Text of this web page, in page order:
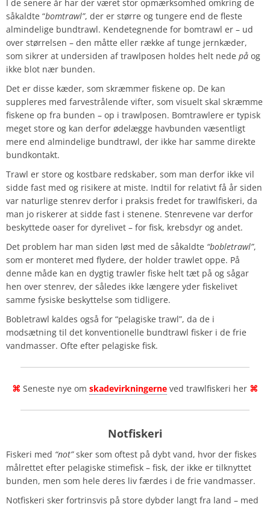
I de senere år har der været stor opmærksomhed omkring de
såkaldte “bomtrawl”, der er større og tungere end de fleste
almindelige bundtrawl. Kendetegnende for bomtrawl er – ud
over størrelsen – den måtte eller række af tunge jernkæder,
som sikrer at undersiden af trawlposen holdes helt nede på og
ikke blot nær bunden.
Det er disse kæder, som skræmmer fiskene op. De kan
suppleres med farvestrålende vifter, som visuelt skal skræmme
fiskene op fra bunden – op i trawlposen. Bomtrawlere er typisk
meget store og kan derfor ødelægge havbunden væsentligt
mere end almindelige bundtrawl, der ikke har samme direkte
bundkontakt.
Trawl er store og kostbare redskaber, som man derfor ikke vil
sidde fast med og risikere at miste. Indtil for relativt få år siden
var naturlige stenrev derfor i praksis fredet for trawlfiskeri, da
man jo riskerer at sidde fast i stenene. Stenrevene var derfor
beskyttede oaser for dyrelivet – for fisk, krebsdyr og andet.
Det problem har man siden løst med de såkaldte “bobletrawl”,
som er monteret med flydere, der holder trawlet oppe. På
denne måde kan en dygtig trawler fiske helt tæt på og sågar
hen over stenrev, der således ikke længere yder fiskelivet
samme fysiske beskyttelse som tidligere.
Bobletrawl kaldes også for “pelagiske trawl”, da de i
modsætning til det konventionelle bundtrawl fisker i de frie
vandmasser. Ofte efter pelagiske fisk.
⌘ Seneste nye om skadevirkningerne ved trawlfiskeri her ⌘
Notfiskeri
Fiskeri med “not”sker som oftest på dybt vand, hvor der fiskes
målrettet efter pelagiske stimefisk – fisk, der ikke er tilknyttet
bunden, men som hele deres liv færdes i de frie vandmasser.
Notfiskeri sker fortrinsvis på store dybder langt fra land – med